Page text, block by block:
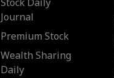
Stock Daily
Journal
Premium Stock
Wealth Sharing
Daily